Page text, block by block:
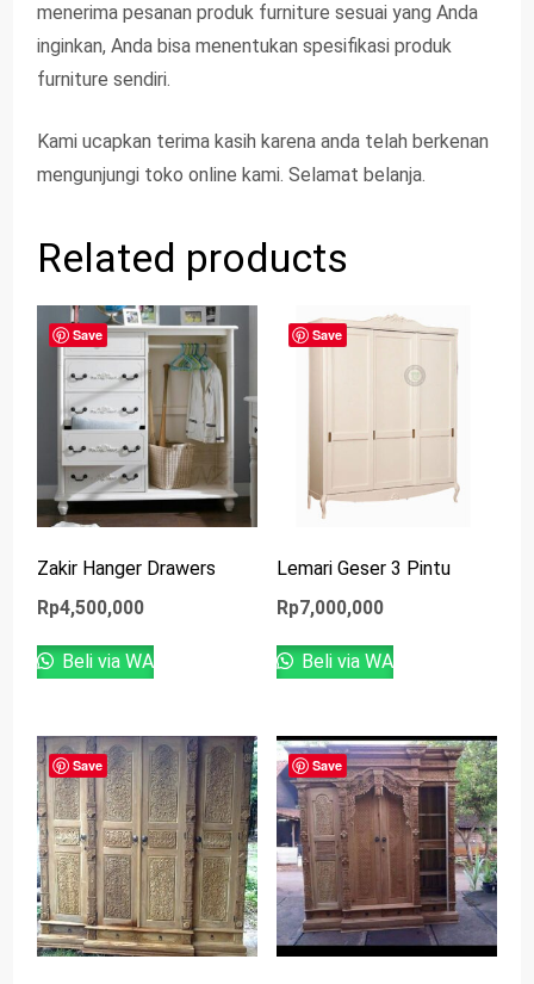
menerima pesanan produk furniture sesuai yang Anda
inginkan, Anda bisa menentukan spesifikasi produk
furniture sendiri.
Kami ucapkan terima kasih karena anda telah berkenan
mengunjungi toko online kami. Selamat belanja.
Related products
Save
Zakir Hanger Drawers
Rp4,500,000
Beli via WA
Save
Lemari Geser 3 Pintu
Rp7,000,000
Beli via WA
Save Save